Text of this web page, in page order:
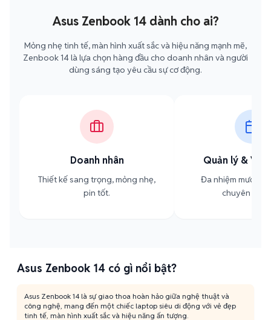
Asus Zenbook 14 dành cho ai?
Mỏng nhẹ tinh tế, màn hình xuất sắc và hiệu năng mạnh mẽ,
Zenbook 14 là lựa chọn hàng đầu cho doanh nhân và người
dùng sáng tạo yêu cầu sự cơ động.
Doanh nhân
Thiết kế sang trọng, mỏng nhẹ,
pin tốt.
Quản lý &
Đa nhiệm mượt
chuyên
Asus Zenbook 14 có gì nổi bật?
Asus Zenbook 14 là sự giao thoa hoàn hảo giữa nghệ thuật và
công nghệ, mang đến một chiếc laptop siêu di động với vẻ đẹp
tinh tế, màn hình xuất sắc và hiệu năng ấn tượng.